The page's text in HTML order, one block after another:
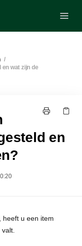
/
wat zijn de
en
heeft u een item